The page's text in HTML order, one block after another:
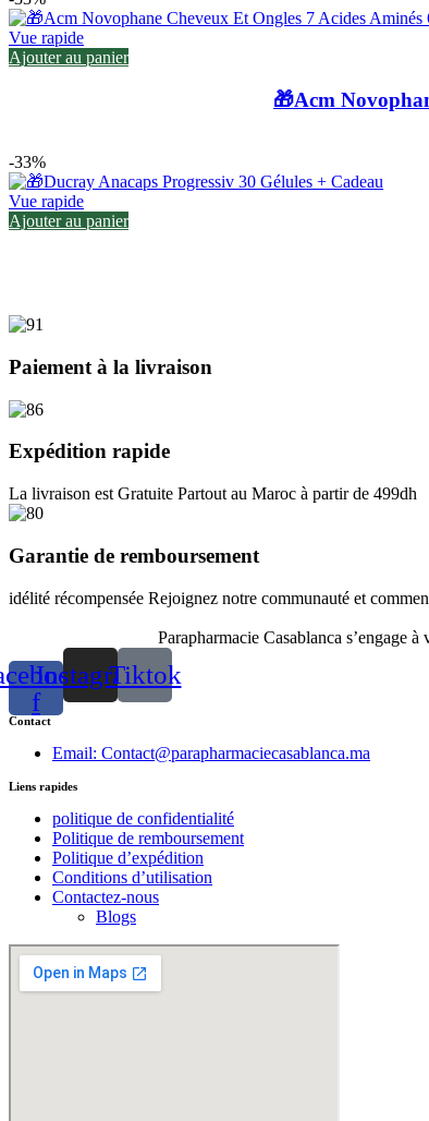
Vue rapide
Ajouter au panier
🎁Acm
-33%
Vue rapide
Ajouter au panier
Paiement à la livraison
Expédition rapide
La livraison est Gratuite Partout au Maroc à partir de 499dh
Garantie de remboursement
idélité récompensée Rejoignez notre communauté et
Parapharmacie Casablanca s’engage
f
InstagramTiktok
Contact
Email: Contact@parapharmaciecasablanca.ma
Liens rapides
politique de confidentialité
Politique de remboursement
Politique d’expédition
Conditions d’utilisation
Contactez-nous
Blogs